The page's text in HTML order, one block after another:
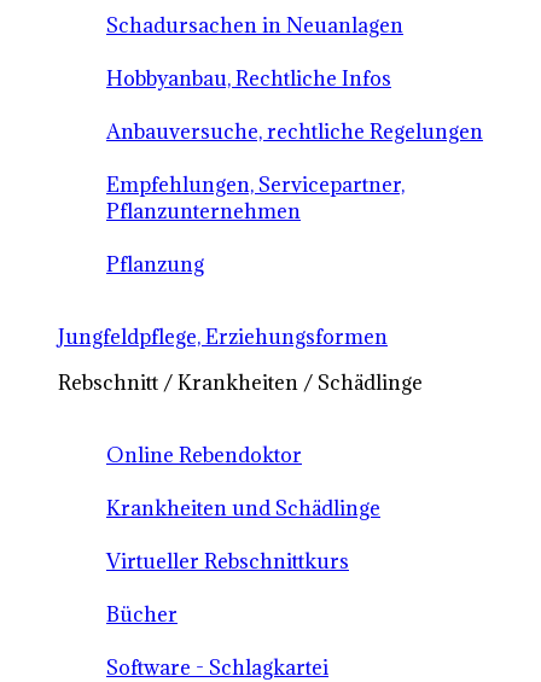
Schadursachen in Neuanlagen
Hobbyanbau, Rechtliche Infos
Anbauversuche, rechtliche Regelungen
Empfehlungen, Servicepartner,
Pflanzunternehmen
Pflanzung
Jungfeldpflege, Erziehungsformen
Rebschnitt / Krankheiten / Schädlinge
Online Rebendoktor
Krankheiten und Schädlinge
Virtueller Rebschnittkurs
Bücher
Software - Schlagkartei